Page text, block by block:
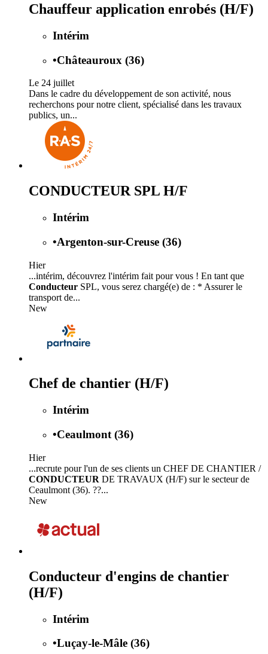
Chauffeur application enrobés (H/F)
Intérim
•Châteauroux (36)
Le 24 juillet
Dans le cadre du développement de son activité, nous
recherchons pour notre client, spécialisé dans les travaux
publics, un...
CONDUCTEUR SPL H/F
Intérim
•Argenton-sur-Creuse (36)
Hier
...intérim, découvrez l'intérim fait pour vous ! En tant que
Conducteur SPL, vous serez chargé(e) de : * Assurer le
transport de...
New
Chef de chantier (H/F)
Intérim
•Ceaulmont (36)
Hier
...recrute pour l'un de ses clients un CHEF DE CHANTIER /
CONDUCTEUR DE TRAVAUX (H/F) sur le secteur de
Ceaulmont (36). ??...
New
Conducteur d'engins de chantier
(H/F)
Intérim
•Luçay-le-Mâle (36)